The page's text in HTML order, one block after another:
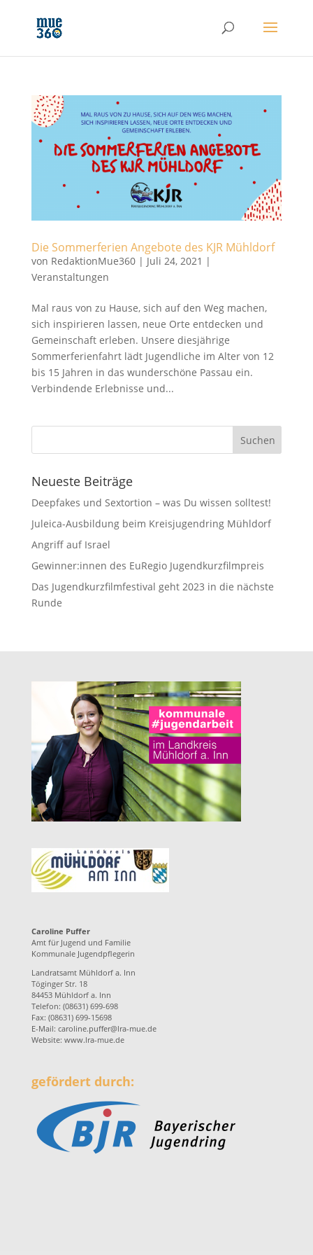
Die Sommerferien Angebote des KJR Mühldorf
von RedaktionMue360| Juli 24, 2021 |
Veranstaltungen
Mal raus von zu Hause, sich auf den Weg machen,
sich inspirieren lassen, neue Orte entdecken und
Gemeinschaft erleben. Unsere diesjährige
Sommerferienfahrt lädt Jugendliche im Alter von 12
bis 15 Jahren in das wunderschöne Passau ein.
Verbindende Erlebnisse und...
Neueste Beiträge
Deepfakes und Sextortion – was Du wissen solltest!
Juleica-Ausbildung beim Kreisjugendring Mühldorf
Angriff auf Israel
Gewinner:innen des EuRegio Jugendkurzfilmpreis
Das Jugendkurzfilmfestival geht 2023 in die nächste
Runde
Caroline Puffer
Amt für Jugend und Familie
Kommunale Jugendpflegerin
Landratsamt Mühldorf a. Inn
Töginger Str. 18
84453 Mühldorf a. Inn
Telefon: (08631) 699-698
Fax: (08631) 699-15698
E-Mail: caroline.puffer@lra-mue.de
Website: www.lra-mue.de
gefördert durch: